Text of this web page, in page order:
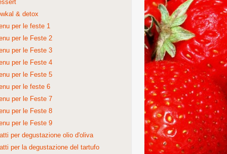
& detox
per le feste 1
per le Feste 2
per le Feste 3
per le Feste 4
per le Feste 5
per le feste 6
per le Feste 7
per le Feste 8
per le Feste 9
per degustazione olio d'oliva
per la degustazione del tartufo